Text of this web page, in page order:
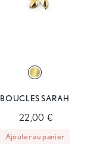
BOUCLES SARAH
22,00 €
Ajouter au panier